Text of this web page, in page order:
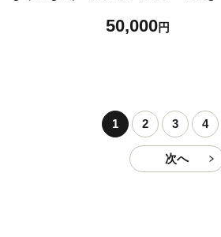
ランド ブランド牛 国産 岐阜
50,000円
かい
1 2 3 4
次へ